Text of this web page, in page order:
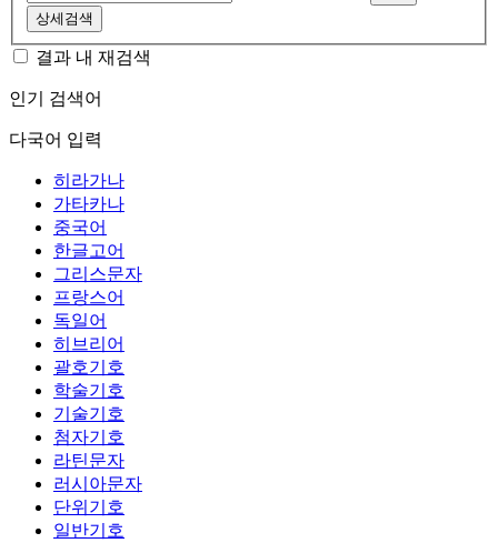
상세검색
결과 내 재검색
인기 검색어
다국어 입력
히라가나
가타카나
중국어
한글고어
그리스문자
프랑스어
독일어
히브리어
괄호기호
학술기호
기술기호
첨자기호
라틴문자
러시아문자
단위기호
일반기호